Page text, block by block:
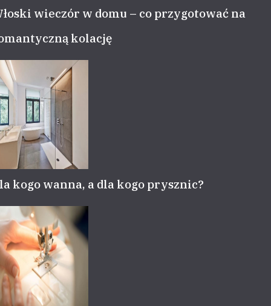
wieczór w domu – co przygotować na
kolację
kogo wanna, a dla kogo prysznic?